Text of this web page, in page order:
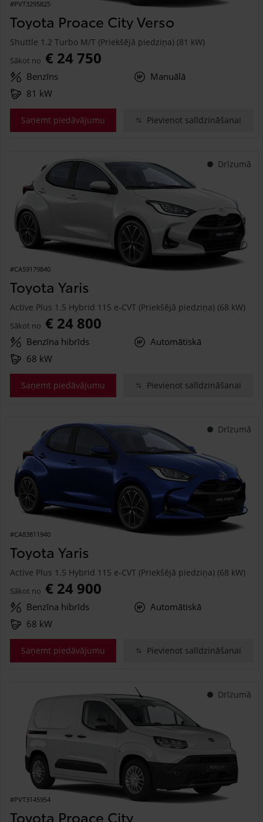
#PVT3295825
Toyota Proace City Verso
Shuttle 1.2 Turbo M/T (Priekšējā piedziņa) (81 kW)
Sākot no € 24 750
Benzīns
Manuālā
81 kW
Saņemt piedāvājumu Pievienot salīdzināšanai
Drīzumā
#CA59179840
Toyota Yaris
Active Plus 1.5 Hybrid 115 e-CVT (Priekšējā piedziņa) (68 kW)
Sākot no € 24 800
Benzīna hibrīds
Automātiskā
68 kW
Saņemt piedāvājumu Pievienot salīdzināšanai
Drīzumā
#CA83811940
Toyota Yaris
Active Plus 1.5 Hybrid 115 e-CVT (Priekšējā piedziņa) (68 kW)
Sākot no € 24 900
Benzīna hibrīds
Automātiskā
68 kW
Saņemt piedāvājumu Pievienot salīdzināšanai
Drīzumā
#PVT3145954
Toyota Proace City